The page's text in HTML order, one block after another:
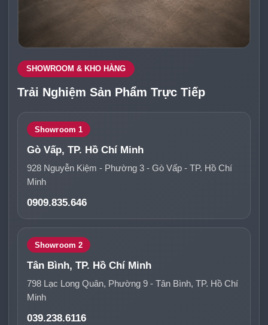
SHOWROOM & KHO HÀNG
Trải Nghiệm Sản Phẩm Trực Tiếp
Showroom 1
Gò Vấp, TP. Hồ Chí Minh
928 Nguyễn Kiệm - Phường 3 - Gò Vấp - TP. Hồ Chí
Minh
0909.835.646
Showroom 2
Tân Bình, TP. Hồ Chí Minh
798 Lạc Long Quân, Phường 9 - Tân Bình, TP. Hồ Chí
Minh
039.238.6116